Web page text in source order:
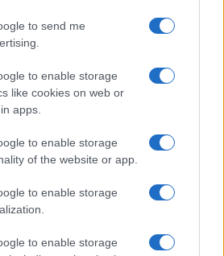
to send me
to enable storage
like cookies on web or
apps.
to enable storage
of the website or app.
to enable storage
to enable storage
previsioni degli analisti.
il primo in 18 anni, da1.930
nell’ ultimo trimestre del
grande calo di borsa mai
conoltre 240 miliardi di
in una singola
terzo della borsa italiana
Il colosso digitale di Marc
gli ultimi tre mesi dell’anno
33,67 miliardi di dollari